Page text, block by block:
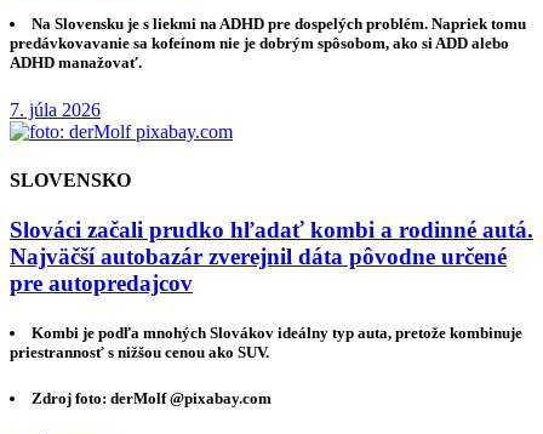
Na Slovensku je s liekmi na ADHD pre dospelých problém. Napriek tomu
predávkovavanie sa kofeínom nie je dobrým spôsobom, ako si ADD alebo
ADHD manažovať.
7. júla 2026
SLOVENSKO
Slováci začali prudko hľadať kombi a rodinné autá.
Najväčší autobazár zverejnil dáta pôvodne určené
pre autopredajcov
Kombi je podľa mnohých Slovákov ideálny typ auta, pretože kombinuje
priestrannosť s nižšou cenou ako SUV.
Zdroj foto: derMolf @pixabay.com